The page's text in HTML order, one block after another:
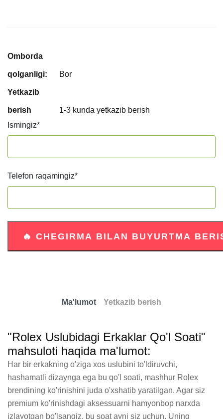
Omborda
qolganligi: Bor
Yetkazib
berish
1-3 kunda yetkazib berish
Ismingiz*
Telefon raqamingiz*
Ma'lumot Yetkazib berish
"Rolex Uslubidagi Erkaklar Qo'l Soati"
mahsuloti haqida ma'lumot:
Har bir erkakning o'ziga xos uslubini to'ldiruvchi,
hashamatli dizaynga ega bu qo'l soati, mashhur Rolex
brendining ko'rinishini juda o'xshatib yaratilgan. Agar siz
premium ko'rinishdagi aksessuarni hamyonbop narxda
izlayotgan bo'lsangiz, bu soat ayni siz uchun. Uning